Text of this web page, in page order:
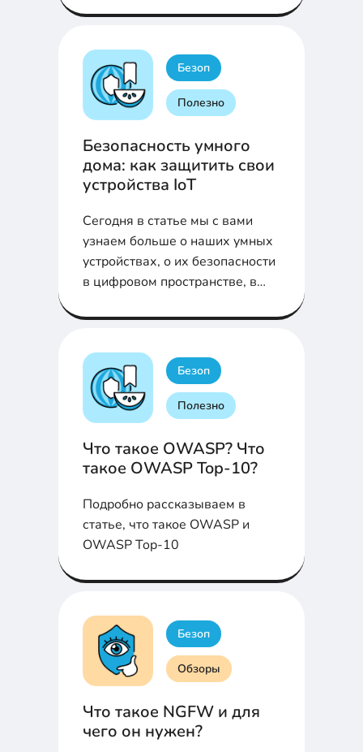
Безоп
Полезно
Безопасность умного
дома: как защитить свои
устройства IoT
Сегодня в статье мы с вами
узнаем больше о наших умных
устройствах, о их безопасности
в цифровом пространстве, в
IoT-устройства и не стать
Безоп
Полезно
Что такое OWASP? Что
такое OWASP Top-10?
Подробно рассказываем в
статье, что такое OWASP и
OWASP Top-10
Безоп
Обзоры
Что такое NGFW и для
чего он нужен?